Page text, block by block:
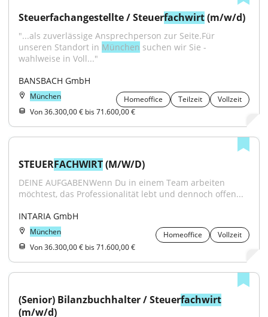
Steuerfachangestellte / Steuerfachwirt (m/w/d)
"...als zuverlässige Ansprechperson zur Seite.Für
unseren Standort in München suchen wir Sie -
wahlweise in Voll..."
BANSBACH GmbH
München Homeoffice Teilzeit
Vollzeit
Von 36.300,00 € bis 71.600,00 €
STEUERFACHWIRT (M/W/D)
DEINE AUFGABENWenn Du in einem Team arbeiten
möchtest, das Professionalität lebt und dennoch offen...
INTARIA GmbH
München Homeoffice
Vollzeit
Von 36.300,00 € bis 71.600,00 €
(Senior) Bilanzbuchhalter / Steuerfachwirt
(m/w/d)